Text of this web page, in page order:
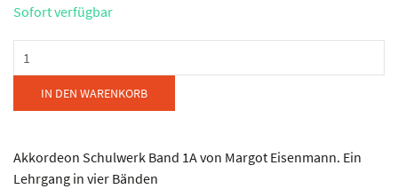
Sofort verfügbar
Verlag
Mainz
-
-
Akkordeon
IN DEN WARENKORB
Akkordeon Schulwerk Band 1A von Margot Eisenmann. Ein
Lehrgang in vier Bänden